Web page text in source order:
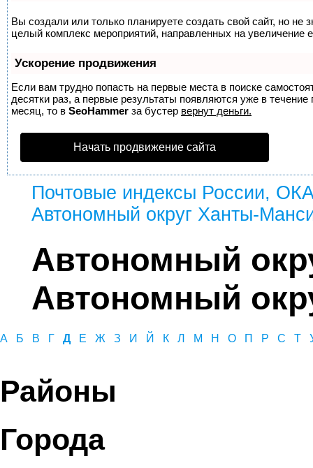
Вы создали или только планируете создать свой сайт, но не
целый комплекс мероприятий, направленных на увеличение
Ускорение продвижения
Если вам трудно попасть на первые места в поиске
десятки раз, а первые результаты появляются уже в
месяц, то в SeoHammer за бустер вернут деньги.
Начать продвижение сайта
Почтовые индексы России,
Автономный округ Ханты-
Автономный
Автономный
А Б В Г Д Е Ж З И Й К Л М Н О П Р С Т
Районы
Города